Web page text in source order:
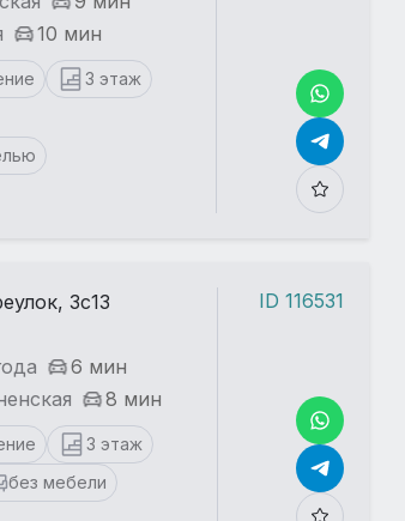
10 мин
3 этаж
3с13
6 мин
8 мин
3 этаж
без мебели
ID 116531